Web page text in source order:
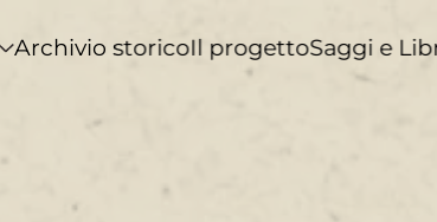
Archivio storicoIl progettoSaggi e